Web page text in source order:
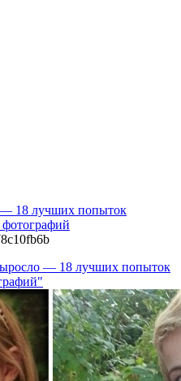
— 18 лучших попыток
фотографий
— 18 лучших попыток